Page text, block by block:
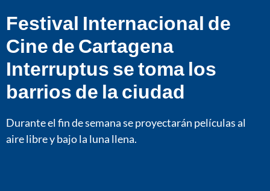
Festival Internacional de
Cine de Cartagena
Interruptus se toma los
barrios de la ciudad
Durante el fin de semana se proyectarán películas al
aire libre y bajo la luna llena.